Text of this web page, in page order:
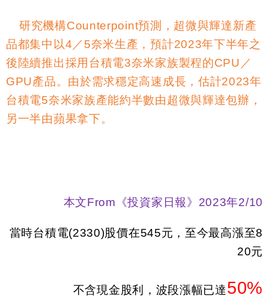
研究機構Counterpoint預測，超微與輝達新產
品都集中以4 ／ 5奈米生產，預計2023年下半年之
後陸續推出採用台積電3奈米家族製程的CPU ／
GPU產品。由於需求穩定高速成長，估計2023年
台積電5奈米家族產能約半數由超微與輝達包辦，
另一半由蘋果拿下。
本文From 《投資家日報》 2023年2/10
當時台積電(2330)股價在545元，至今最高漲至8
20元
不含現金股利，波段漲幅已達50%